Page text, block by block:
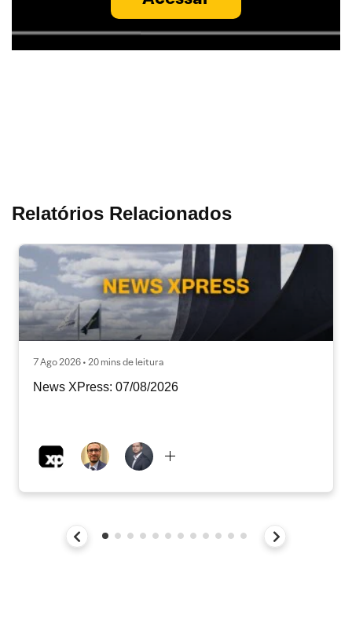
Relatórios Relacionados
7 Ago 2026 • 20 mins de leitura
News XPress: 07/08/2026